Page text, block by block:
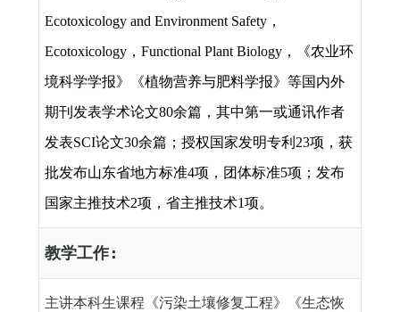
Ecotoxicology and Environment Safety，
Ecotoxicology， Functional Plant Biology， 《农业环
境科学学报》《植物营养与肥料学报》 等国内外
期刊发表学术论文80余篇，其中第一或通讯作者
发表SCI论文30余篇；授权国家发明专利 23项，获
批发布山东省地方标准4项，团体标准5项；发布
国家主推技术2项，省主推技术1项。
教学工作:
主讲本科生课程《污染土壤修复工程》《生态恢